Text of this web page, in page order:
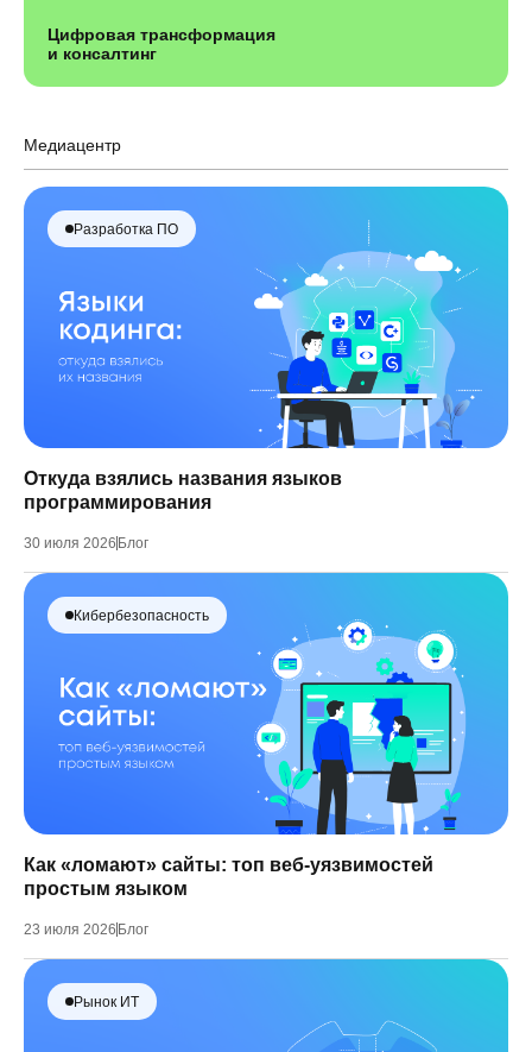
Цифровая трансформация
и консалтинг
Медиацентр
Разработка ПО
Откуда взялись названия языков
программирования
30 июля 2026 Блог
Кибербезопасность
Как «ломают» сайты: топ веб-уязвимостей
простым языком
23 июля 2026 Блог
Рынок ИТ